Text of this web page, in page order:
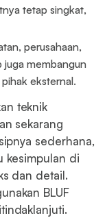
tetap singkat,
perusahaan,
juga membangun
eksternal.
teknik
sekarang
sederhana,
kesimpulan di
dan detail.
BLUF